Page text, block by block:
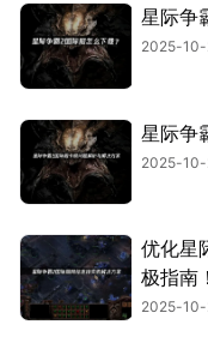
星际争
2025-
星际争
2025-
优化星
极指南！
2025-